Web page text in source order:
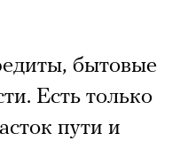
бытовые
Есть только
пути и